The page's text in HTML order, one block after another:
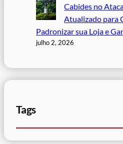
Cabides no
Atualizado para
Padronizar sua Loja e
julho 2, 2026
Tags